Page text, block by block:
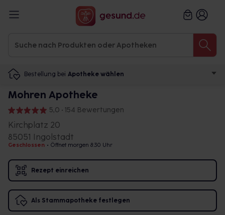
Bestellung bei Apotheke wählen
Mohren Apotheke
5,0 • 154 Bewertungen
Kirchplatz 20
85051 Ingolstadt
Geschlossen • Öffnet morgen 8:30 Uhr
Rezept einreichen
Als Stammapotheke festlegen